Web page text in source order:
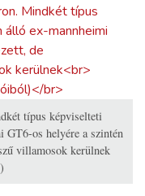
típus képviselteti
GT6-os helyére a szintén
villamosok kerülnek